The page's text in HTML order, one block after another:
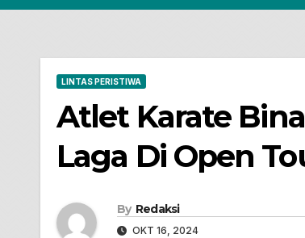
LINTAS PERISTIWA
Atlet Karate
Laga Di Open
By Redaksi
OKT 16, 2024